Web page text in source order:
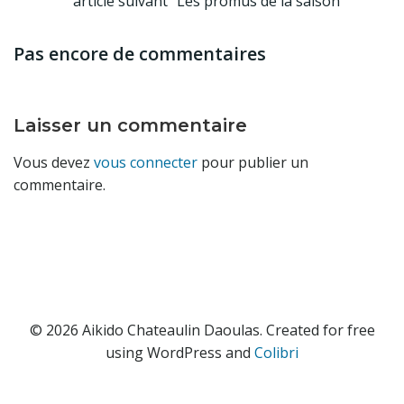
navigation
Pas encore de commentaires
Laisser un commentaire
Vous devez vous connecter pour publier un
commentaire.
© 2026 Aikido Chateaulin Daoulas. Created for free
using WordPress and Colibri